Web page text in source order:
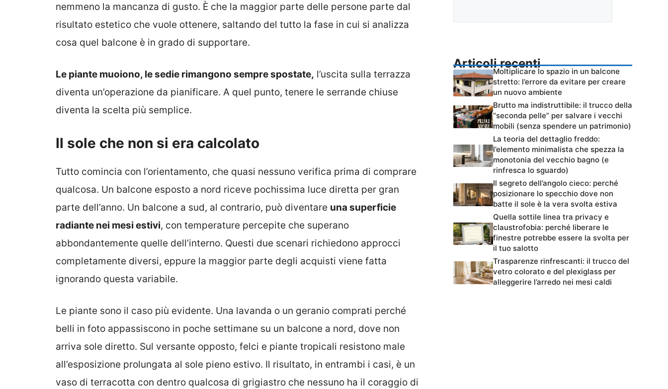
nemmeno la mancanza di gusto. È che la maggior parte delle persone parte dal
risultato estetico che vuole ottenere, saltando del tutto la fase in cui si analizza
cosa quel balcone è in grado di supportare.
Le piante muoiono, le sedie rimangono sempre spostate, l’uscita sulla terrazza
diventa un’operazione da pianificare. A quel punto, tenere le serrande chiuse
diventa la scelta più semplice.
Il sole che non si era calcolato
Tutto comincia con l’orientamento, che quasi nessuno verifica prima di comprare
qualcosa. Un balcone esposto a nord riceve pochissima luce diretta per gran
parte dell’anno. Un balcone a sud, al contrario, può diventare una superficie
radiante nei mesi estivi, con temperature percepite che superano
abbondantemente quelle dell’interno. Questi due scenari richiedono approcci
completamente diversi, eppure la maggior parte degli acquisti viene fatta
ignorando questa variabile.
Le piante sono il caso più evidente. Una lavanda o un geranio comprati perché
belli in foto appassiscono in poche settimane su un balcone a nord, dove non
arriva sole diretto. Sul versante opposto, felci e piante tropicali resistono male
all’esposizione prolungata al sole pieno estivo. Il risultato, in entrambi i casi, è un
vaso di terracotta con dentro qualcosa di grigiastro che nessuno ha il coraggio di
Articoli recenti
Moltiplicare lo spazio in un balcone
stretto: l’errore da evitare per creare
un nuovo ambiente
Brutto ma indistruttibile: il trucco della
“seconda pelle” per salvare i vecchi
mobili (senza spendere un patrimonio)
La teoria del dettaglio freddo:
l’elemento minimalista che spezza la
monotonia del vecchio bagno (e
rinfresca lo sguardo)
Il segreto dell’angolo cieco: perché
posizionare lo specchio dove non
batte il sole è la vera svolta estiva
Quella sottile linea tra privacy e
claustrofobia: perché liberare le
finestre potrebbe essere la svolta per
il tuo salotto
Trasparenze rinfrescanti: il trucco del
vetro colorato e del plexiglass per
alleggerire l’arredo nei mesi caldi